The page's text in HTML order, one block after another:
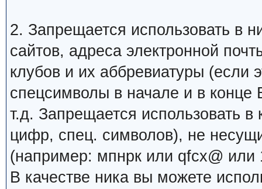
2. Запрещается использовать в
сайтов, адреса электронной
клубов и их аббревиатуры (если
спецсимволы в начале и в
т.д. Запрещается использовать
цифр, спец. символов), не
(например: мпнрк или qfcx@ или
В качестве ника вы можете